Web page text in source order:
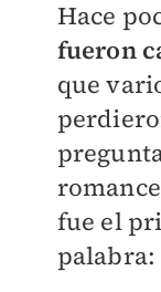
Hace
fueron
que
fue el
palabra: